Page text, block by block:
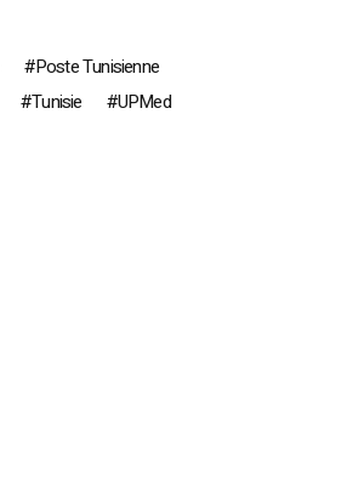
Poste Tunisienne
Tunisie UPMed